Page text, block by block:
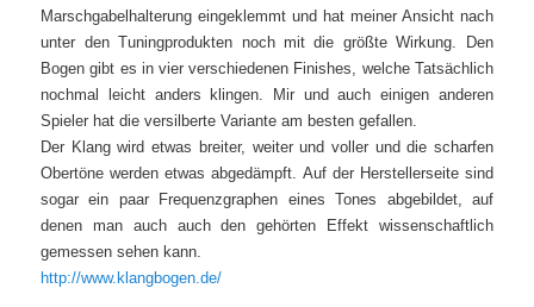
Marschgabelhalterung eingeklemmt und hat meiner Ansicht nach
unter den Tuningprodukten noch mit die größte Wirkung. Den
Bogen gibt es in vier verschiedenen Finishes, welche Tatsächlich
nochmal leicht anders klingen. Mir und auch einigen anderen
Spieler hat die versilberte Variante am besten gefallen.
Der Klang wird etwas breiter, weiter und voller und die scharfen
Obertöne werden etwas abgedämpft. Auf der Herstellerseite sind
sogar ein paar Frequenzgraphen eines Tones abgebildet, auf
denen man auch auch den gehörten Effekt wissenschaftlich
gemessen sehen kann.
http://www.klangbogen.de/